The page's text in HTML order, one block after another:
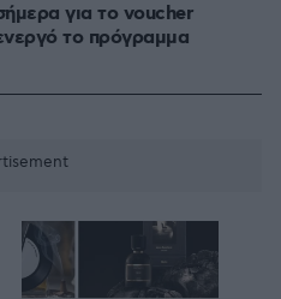
για το voucher
το πρόγραμμα